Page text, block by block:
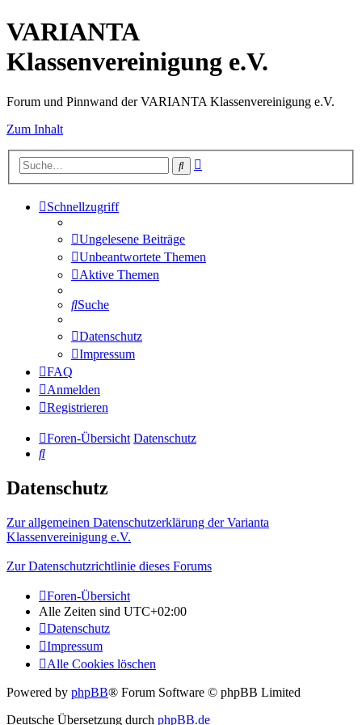
VARIANTA
Klassenvereinigung e.V.
Forum und Pinnwand der VARIANTA Klassenvereinigung e.V.
Zum Inhalt
Suche
Schnellzugriff
Ungelesene Beiträge
Unbeantwortete Themen
Aktive Themen
Suche
Datenschutz
Impressum
FAQ
Anmelden
Registrieren
Foren-Übersicht Datenschutz
Suche
Datenschutz
Zur allgemeinen Datenschutzerklärung der Varianta
Klassenvereinigung e.V.
Zur Datenschutzrichtlinie dieses Forums
Foren-Übersicht
Alle Zeiten sind UTC+02:00
Datenschutz
Impressum
Alle Cookies löschen
Powered by phpBB® Forum Software © phpBB Limited
Deutsche Übersetzung durch phpBB.de